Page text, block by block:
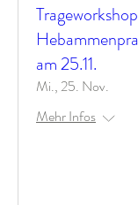
am 25.11.
Mi., 25. Nov.
Mehr Infos